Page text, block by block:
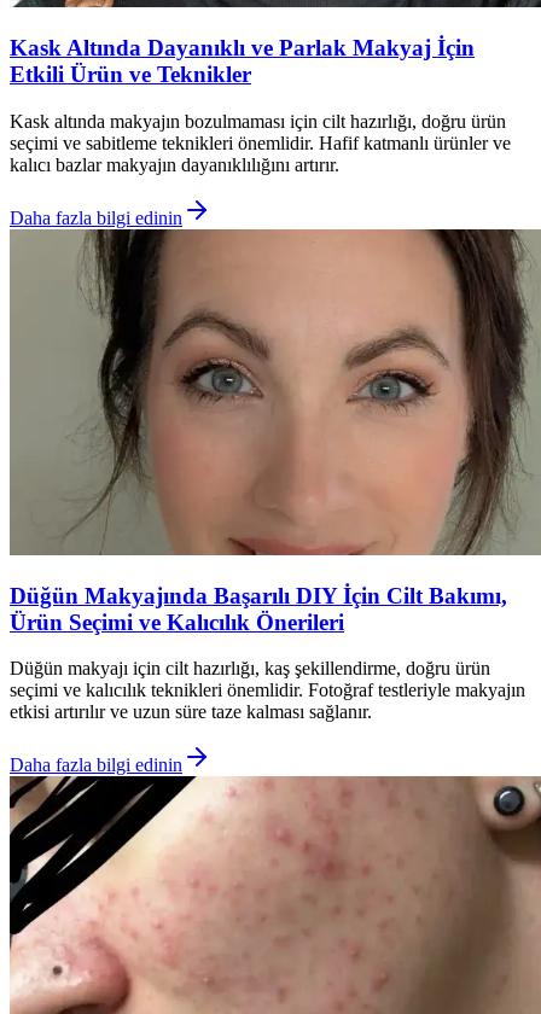
Kask Altında Dayanıklı ve Parlak Makyaj İçin
Etkili Ürün ve Teknikler
Kask altında makyajın bozulmaması için cilt hazırlığı, doğru ürün
seçimi ve sabitleme teknikleri önemlidir. Hafif katmanlı ürünler ve
kalıcı bazlar makyajın dayanıklılığını artırır.
Daha fazla bilgi edinin
Düğün Makyajında Başarılı DIY İçin Cilt Bakımı,
Ürün Seçimi ve Kalıcılık Önerileri
Düğün makyajı için cilt hazırlığı, kaş şekillendirme, doğru ürün
seçimi ve kalıcılık teknikleri önemlidir. Fotoğraf testleriyle makyajın
etkisi artırılır ve uzun süre taze kalması sağlanır.
Daha fazla bilgi edinin